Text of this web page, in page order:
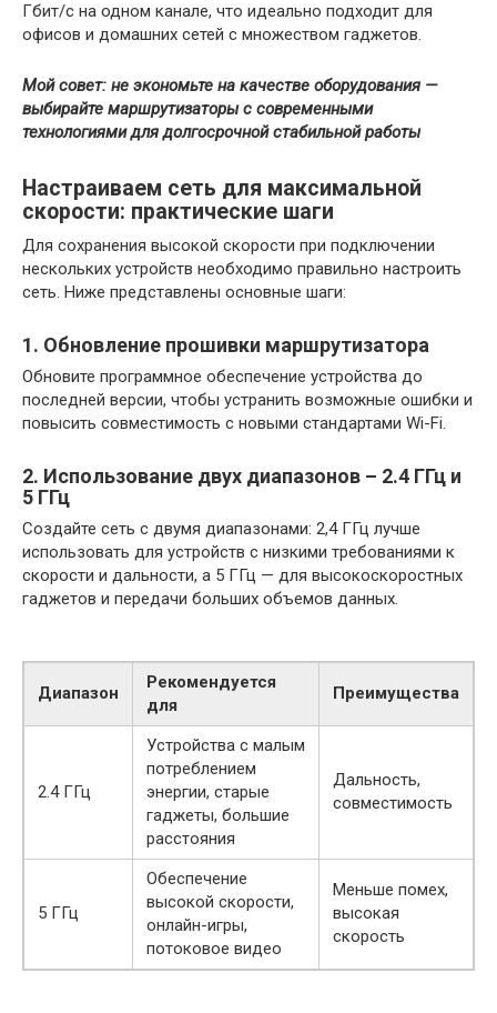
Гбит/с на одном канале, что идеально подходит для
офисов и домашних сетей с множеством гаджетов.
Мой совет: не экономьте на качестве оборудования —
выбирайте маршрутизаторы с современными
технологиями для долгосрочной стабильной работы
Настраиваем сеть для максимальной
скорости: практические шаги
Для сохранения высокой скорости при подключении
нескольких устройств необходимо правильно настроить
сеть. Ниже представлены основные шаги:
1. Обновление прошивки маршрутизатора
Обновите программное обеспечение устройства до
последней версии, чтобы устранить возможные ошибки и
повысить совместимость с новыми стандартами Wi-Fi.
2. Использование двух диапазонов – 2.4 ГГц и
5 ГГц
Создайте сеть с двумя диапазонами: 2,4 ГГц лучше
использовать для устройств с низкими требованиями к
скорости и дальности, а 5 ГГц — для высокоскоростных
гаджетов и передачи больших объемов данных.
Диапазон
Рекомендуется
для
Преимущества
2.4 ГГц
Устройства с малым
потреблением
энергии, старые
гаджеты, большие
расстояния
Дальность,
совместимость
5 ГГц
Обеспечение
высокой скорости,
онлайн-игры,
потоковое видео
Меньше помех,
высокая
скорость